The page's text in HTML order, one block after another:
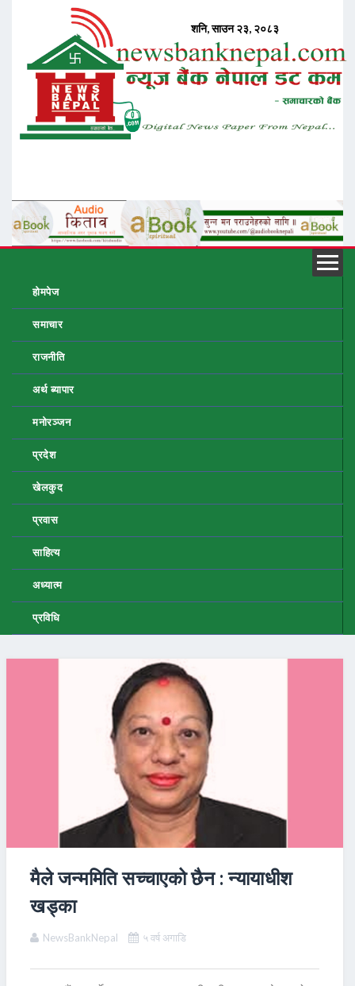
होमपेज
समाचार
राजनीति
अर्थ ब्यापार
मनोरञ्जन
प्रदेश
खेलकुद
प्रवास
साहित्य
अध्यात्म
प्रविधि
मैले जन्ममिति सच्चाएको छैन : न्यायाधीश
खड्का
NewsBankNepal ५ वर्ष अगाडि